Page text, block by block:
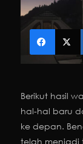
Berikut hasil
hal-hal baru
ke depan.
telah menjadi